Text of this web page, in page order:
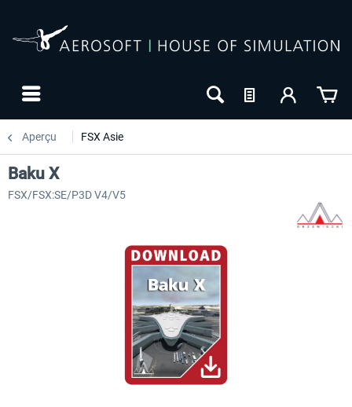
Aperçu FSX Asie
Baku X
FSX/FSX:SE/P3D V4/V5